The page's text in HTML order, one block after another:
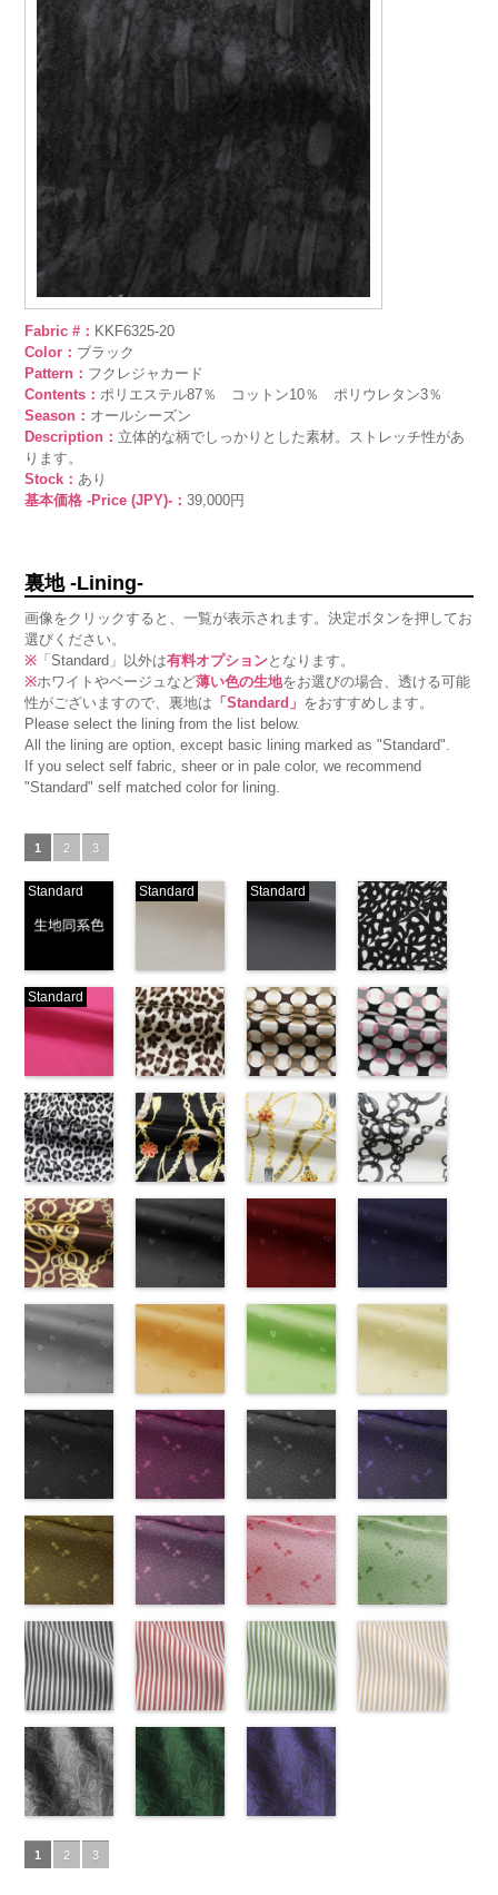
Fabric #： KKF6325-20
Color： ブラック
Pattern： フクレジャカード
Contents：ポリエステル87％ コットン10％ ポリウレタン3％
Season： オールシーズン
Description： 立体的な柄でしっかりとした素材。ストレッチ性があ
ります。
Stock：あり
基本価格 -Price (JPY)-：39,000円
裏地 -Lining-
画像をクリックすると、一覧が表示されます。決定ボタンを押してお
選びください。
※ 「Standard」以外は有料オプションとなります。
※ホワイトやベージュなど薄い色の生地をお選びの場合、透ける可能
性がございますので、裏地は 「Standard」 をおすすめします。
Please select the lining from the list below.
All the lining are option, except basic lining marked as "Standard".
If you select self fabric, sheer or in pale color, we recommend
"Standard" self matched color for lining.
1 2 3
(-/TK)
http://www.anys.co.jp/wp-
content/uploads/2013/04/jpg
ステル100％
CHARALIST、
d.、
DOLCELABY、
JEANNE、
LUNAMARY、
LUNAMARY
ラージサイ
Macolina、
NUDE、
pinkywolman
Standard
(221/OT)
http://www.anys.co.jp/wp-
content/uploads/2013/04/221.jpg
221 ベージュ
ステル100％
CHARALIST、
d.、
DOLCELABY、
JEANNE、
LUNAMARY、
LUNAMARY
ラージサイ
Macolina、
NUDE、
pinkywolman
Standard
(19/OT)
http://www.anys.co.jp/wp-
content/uploads/2013/02/19.jpg
19 ブラック
ステル100％
CHARALIST、
d.、
DOLCELABY、
JEANNE、
LUNAMARY、
LUNAMARY
ラージサイ
Macolina、
NUDE、
pinkywolman
Standard
ワイト模様
(KKP3601-
24-C)
http://
24-c.jpg
KKP3601-24-
C ブラック×
ホワイト
テル100％
DOLCELABY、
FairyRose
(777/OT)
http://www.anys.co.jp/wp-
content/uploads/2013/08/777.jpg
777 ピンク
ステル100％
CHARALIST、
d.、
DOLCELABY、
JEANNE、
LUNAMARY、
LUNAMARY
ラージサイ
Macolina、
NUDE、
pinkywolman
Standard
ブラウン
(KKP1092-
55-B/UN)
http://www.anys.co.jp/wp-
55-b.jpg
KKP1092-55-
ブラウン
レオパード柄
100％
DOLCELABY
6000
柄ベージュ
(KKP1092-
93-C/UN)
http://www.anys.co.jp/wp-
93-c.jpg
KKP1092-93-
ベージュ
幾何学ドット
テル100％
DOLCELABY
柄ピンク
(KKP1092-
93-D/UN)
http://
93-d.jpg
KKP1092-93-
ピンク
100％
DOLCELABY
グレー
(KKP1092-
55-C/UN)
http://www.anys.co.jp/wp-
55-c.jpg
KKP1092-55-
グレー
オパード柄
100％
DOLCELABY
6000
ト柄ブラック
(KKP1092-
137-D/UN)
http://www.anys.co.jp/wp-
137-d.jpg
KKP1092-
137-D ブラッ
チェーン
リエステル
100％
DOLCELABY
6000
ト柄ホワイト
(KKP1092-
137-A/UN)
http://www.anys.co.jp/wp-
137-a.jpg
KKP1092-
ホワイ
チェーン
リエステル
100％
DOLCELABY
6000
ワイト
(KKP2090-
145-A/UN)
145-a.jpg
KKP2090-
ホワイ
チェーン
テル100％
DOLCELABY
6000
ラウン
(KKP21090-
145-B/UN)
http://www.anys.co.jp/wp-
145-b.jpg
KKP2090-
145-B
ブラウ
チェーン
テル100％
DOLCELABY
6000
(AK203-
55/LT)
http://www.anys.co.jp/wp-
content/uploads/2013/05/ak203-
AK203-55 ブ
ラック
花柄
キュプラ
100％
FairyRose
6000
(AK203-
51/LT)
http://www.anys.co.jp/wp-
content/uploads/2013/05/ak203-
AK203-51 レ
ッド
花柄
キ
ュプラ100％
DOLCELABY、
6000
(AK203-
50/LT)
http://
content/uploads/
AK203-50 ネ
イビー
キュプラ
100％
FairyRose
6000
(AK203-
31/LT)
http://www.anys.co.jp/wp-
content/uploads/2013/05/ak203-
AK203-31 グ
レー 花柄 キ
ュプラ100％
DOLCELABY、
6000
(AK203-
29/LT)
http://www.anys.co.jp/wp-
content/uploads/2013/05/ak203-
AK203-29 オ
レンジ
花柄
キュプラ
100％
FairyRose
6000
(AK203-
27/LT)
http://www.anys.co.jp/wp-
content/uploads/2013/05/ak203-
AK203-27 グ
リーン 花柄
キュプラ
100％
FairyRose
6000
(AK203-
11/LT)
http://
content/uploads/
11 ベージュ
花柄 キュプ
ラ100％
DOLCELABY、
6000
ラック
(AK201-
55/LT)
http://www.anys.co.jp/wp-
55.jpg
AK201-55 ブ
ラック 花柄
ドット キュ
DOLCELABY、
FairyRose
6000
ンク(AK201-
53/LT)
http://www.anys.co.jp/wp-
content/uploads/2013/05/ak201-
AK201-53 ピ
ンク 花柄ド
ット キュプ
ラ100％
FairyRose
6000
レー(AK201-
52/LT)
http://www.anys.co.jp/wp-
content/uploads/2013/04/ak201-
AK201-52 グ
レー 花柄ド
ット キュプ
ラ100％
FairyRose
6000
イビー
(AK201-
50/LT)
http://
50.jpg
AK201-50 ネ
イビー 花柄
ドット キュ
エロー
(AK201-
34/LT)
http://www.anys.co.jp/wp-
34.jpg
AK201-34 イ
エロー 花柄
ドット キュ
DOLCELABY、
FairyRose
ープル
(AK201-
33/LT)
http://www.anys.co.jp/wp-
33.jpg
AK201-33 パ
ープル 花柄
ドット
キュ
ッド(AK201-
29/LT)
http://www.anys.co.jp/wp-
content/uploads/2013/04/ak201-
AK201-29 レ
ッド 花柄ド
ット キュプ
ラ100％
リーン
(AK201-
27/LT)
http://
ライプブラッ
ク(AKL5300-
5/LT)
http://www.anys.co.jp/wp-
5.jpg
AKL5300-5
ライプレッド
(AKL5300-
4/LT)
http://www.anys.co.jp/wp-
ライプグリー
ン(AKL5300-
3/LT)
http://www.anys.co.jp/wp-
グレー
(AK105-
1 2 3